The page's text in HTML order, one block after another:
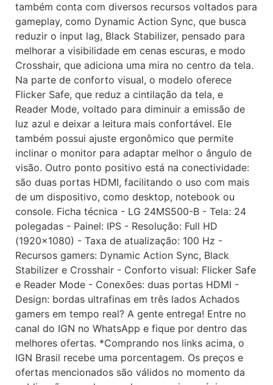
também conta com diversos recursos voltados para
gameplay, como Dynamic Action Sync, que busca
reduzir o input lag, Black Stabilizer, pensado para
melhorar a visibilidade em cenas escuras, e modo
Crosshair, que adiciona uma mira no centro da tela.
Na parte de conforto visual, o modelo oferece
Flicker Safe, que reduz a cintilação da tela, e
Reader Mode, voltado para diminuir a emissão de
luz azul e deixar a leitura mais confortável. Ele
também possui ajuste ergonômico que permite
inclinar o monitor para adaptar melhor o ângulo de
visão. Outro ponto positivo está na conectividade:
são duas portas HDMI, facilitando o uso com mais
de um dispositivo, como desktop, notebook ou
console. Ficha técnica - LG 24MS500-B - Tela: 24
polegadas - Painel: IPS - Resolução: Full HD
(1920x1080) - Taxa de atualização: 100 Hz -
Recursos gamers: Dynamic Action Sync, Black
Stabilizer e Crosshair - Conforto visual: Flicker Safe
e Reader Mode - Conexões: duas portas HDMI -
Design: bordas ultrafinas em três lados Achados
gamers em tempo real? A gente entrega! Entre no
canal do IGN no WhatsApp e fique por dentro das
melhores ofertas. *Comprando nos links acima, o
IGN Brasil recebe uma porcentagem. Os preços e
ofertas mencionados são válidos no momento da